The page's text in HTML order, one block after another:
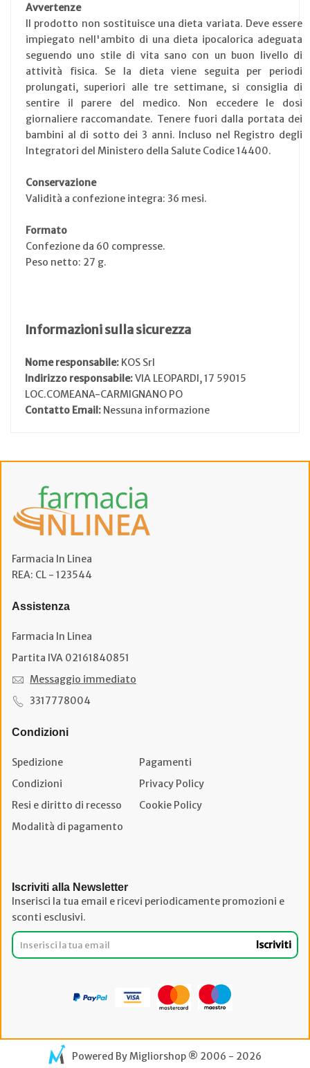
Avvertenze
Il prodotto non sostituisce una dieta variata. Deve essere
impiegato nell'ambito di una dieta ipocalorica adeguata
seguendo uno stile di vita sano con un buon livello di
attività fisica. Se la dieta viene seguita per periodi
prolungati, superiori alle tre settimane, si consiglia di
sentire il parere del medico. Non eccedere le dosi
giornaliere raccomandate. Tenere fuori dalla portata dei
bambini al di sotto dei 3 anni. Incluso nel Registro degli
Integratori del Ministero della Salute Codice 14400.
Conservazione
Validità a confezione integra: 36 mesi.
Formato
Confezione da 60 compresse.
Peso netto: 27 g.
Informazioni sulla sicurezza
Nome responsabile: KOS Srl
Indirizzo responsabile:VIA LEOPARDI, 17 59015
LOC.COMEANA-CARMIGNANO PO
Contatto Email: Nessuna informazione
Farmacia In Linea
REA: CL - 123544
Assistenza
Farmacia In Linea
Partita IVA 02161840851
Messaggio immediato
3317778004
Condizioni
Spedizione
Pagamenti
Condizioni
Privacy Policy
Resi e diritto di recesso
Cookie Policy
Modalità di pagamento
Iscriviti alla Newsletter
Inserisci la tua email e ricevi periodicamente promozioni e
sconti esclusivi.
Iscriviti
Powered ByMigliorshop® 2006 - 2026